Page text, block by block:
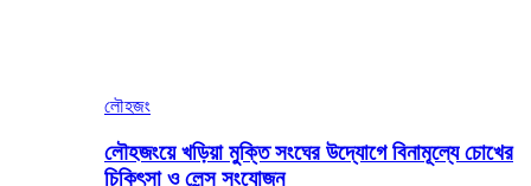
লৌহজং
লৌহজংয়ে খড়িয়া মুক্তি সংঘের উদ্যোগে বিনামূল্যে চোখের
চিকিৎসা ও লেন্স সংযোজন